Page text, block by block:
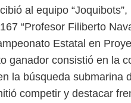
al equipo
“Profesor Filiberto
Estatal en
ganador consistió en la
la búsqueda submarina
competir y destacar